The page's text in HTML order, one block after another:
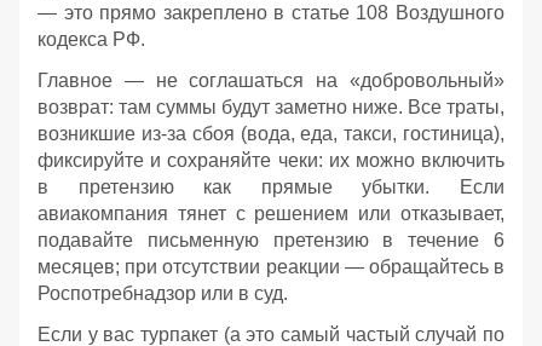
— это прямо закреплено в статье 108 Воздушного
кодекса РФ.
Главное — не соглашаться на «добровольный»
возврат: там суммы будут заметно ниже. Все траты,
возникшие из‑за сбоя (вода, еда, такси, гостиница),
фиксируйте и сохраняйте чеки: их можно включить
в претензию как прямые убытки. Если
авиакомпания тянет с решением или отказывает,
подавайте письменную претензию в течение 6
месяцев; при отсутствии реакции — обращайтесь в
Роспотребнадзор или в суд.
Если у вас турпакет (а это самый частый случай по